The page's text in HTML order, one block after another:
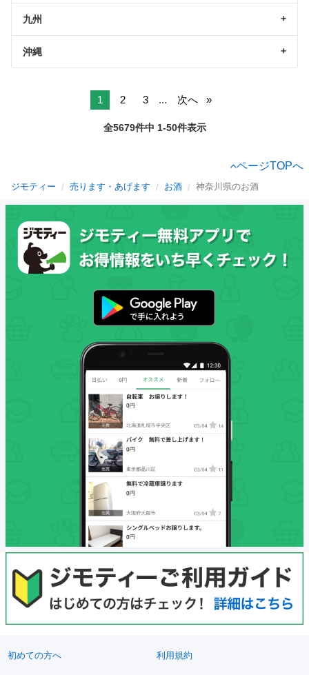
九州
沖縄
1 2 3 ... 次へ
全5679件中 1-50件表示
ページTOPへ
ジモティー 売ります・あげます お酒 神奈川県のお酒
初めての方へ 利用規約